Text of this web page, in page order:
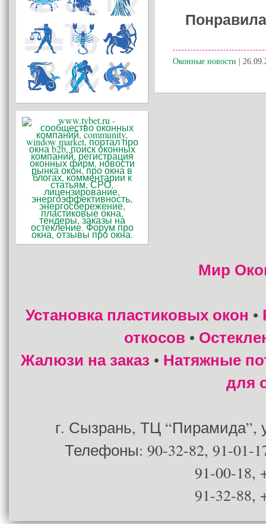
Оконные новости |
Мир
Установка пластиковых окон •
откосов •
Жалюзи на заказ • Натяжные
для
г. Сызрань, ТЦ “Пирамида”,
Телефоны: 90-32-82, 91-01-
91-00-18,
91-32-88,